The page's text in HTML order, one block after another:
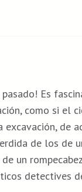
Es
como si el
de
de los de
un
detectives